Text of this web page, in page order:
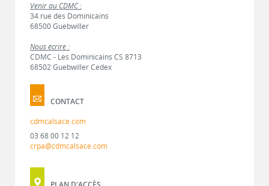
Venir au CDMC :
34 rue des Dominicains
68500 Guebwiller
Nous écrire :
CDMC - Les Dominicains CS 8713
68502 Guebwiller Cedex
CONTACT
cdmcalsace.com
03 68 00 12 12
crpa@cdmcalsace.com